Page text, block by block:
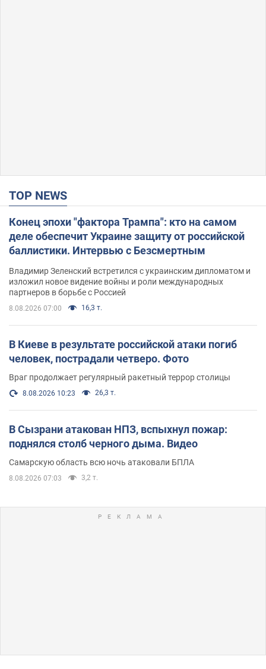
TOP NEWS
Конец эпохи "фактора Трампа": кто на самом
деле обеспечит Украине защиту от российской
баллистики. Интервью с Безсмертным
Владимир Зеленский встретился с украинским дипломатом и
изложил новое видение войны и роли международных
партнеров в борьбе с Россией
8.08.2026 07:00 16,3 т.
В Киеве в результате российской атаки погиб
человек, пострадали четверо. Фото
Враг продолжает регулярный ракетный террор столицы
8.08.2026 10:23 26,3 т.
В Сызрани атакован НПЗ, вспыхнул пожар:
поднялся столб черного дыма. Видео
Самарскую область всю ночь атаковали БПЛА
8.08.2026 07:03 3,2 т.